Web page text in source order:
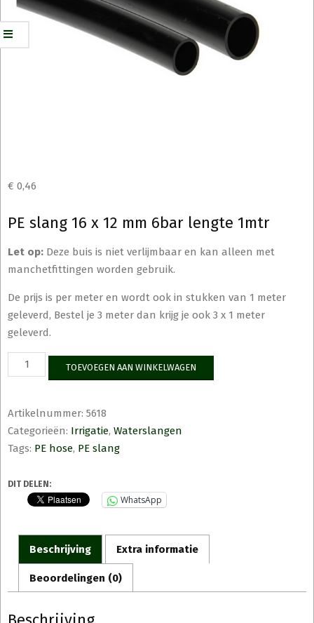
€ 0,46
PE slang 16 x 12 mm 6bar lengte 1mtr
Let op: Deze buis is niet verlijmbaar en kan alleen met
manchetfittingen worden gebruik.
De prijs is per meter en wordt ook in stukken van 1 meter
geleverd, Bestel je 3 meter dan krijg je ook 3 x 1 meter
geleverd.
slang
12
mm
6bar
aantal
TOEVOEGEN AAN WINKELWAGEN
Artikelnummer: 5618
Categorieën: Irrigatie, Waterslangen
Tags: PE hose, PE slang
DIT DELEN:
WhatsApp
Beschrijving Extra informatie
Beoordelingen (0)